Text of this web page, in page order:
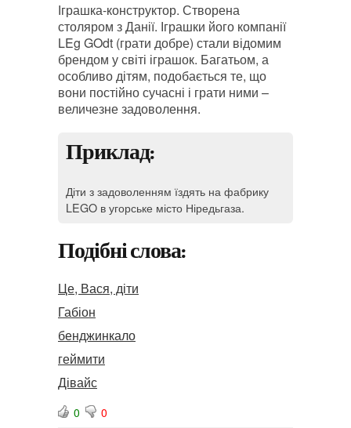
Іграшка-конструктор. Створена
столяром з Данії. Іграшки його компанії
LEg GOdt (грати добре) стали відомим
брендом у світі іграшок. Багатьом, а
особливо дітям, подобається те, що
вони постійно сучасні і грати ними –
величезне задоволення.
Приклад:
Діти з задоволенням їздять на фабрику
LEGO в угорське місто Ніредьгаза.
Подібні слова:
Це, Вася, діти
Габіон
бенджинкало
геймити
Дівайс
0 0